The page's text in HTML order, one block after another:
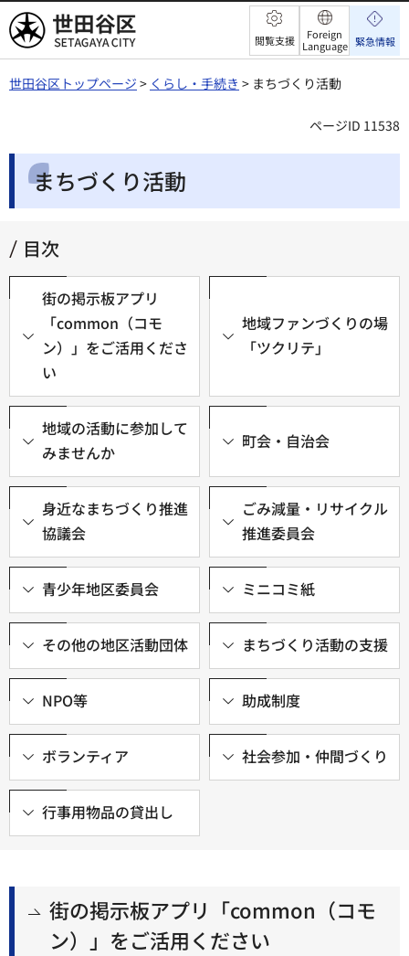
世田谷区 閲覧支援
Foreign
Language 緊急情報
世田谷区トップページ > くらし・手続き > まちづくり活動
ページID 11538
まちづくり活動
目次
街の掲示板アプリ
「common（コモ
ン）」をご活用くださ
い
地域ファンづくりの場
「ツクリテ」
地域の活動に参加して
みませんか
町会・自治会
身近なまちづくり推進
協議会
ごみ減量・リサイクル
推進委員会
青少年地区委員会 ミニコミ紙
その他の地区活動団体 まちづくり活動の支援
NPO等 助成制度
ボランティア 社会参加・仲間づくり
行事用物品の貸出し
街の掲示板アプリ「common（コモ
ン）」をご活用ください